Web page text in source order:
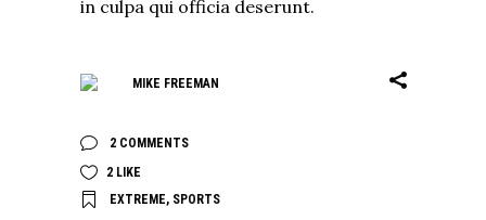
in culpa qui officia deserunt.
MIKE FREEMAN
2 COMMENTS
2 LIKE
EXTREME, SPORTS